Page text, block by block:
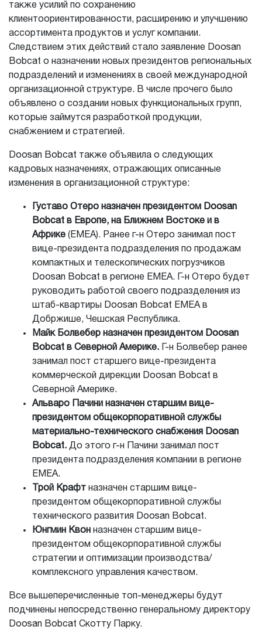
также усилий по сохранению
клиентоориентированности, расширению и улучшению
ассортимента продуктов и услуг компании.
Следствием этих действий стало заявление Doosan
Bobcat о назначении новых президентов региональных
подразделений и изменениях в своей международной
организационной структуре. В числе прочего было
объявлено о создании новых функциональных групп,
которые займутся разработкой продукции,
снабжением и стратегией.
Doosan Bobcat также объявила о следующих
кадровых назначениях, отражающих описанные
изменения в организационной структуре:
Густаво Отеро назначен президентом Doosan
Bobcat в Европе, на Ближнем Востоке и в
Африке (EMEA). Ранее г-н Отеро занимал пост
вице-президента подразделения по продажам
компактных и телескопических погрузчиков
Doosan Bobcat в регионе EMEA. Г-н Отеро будет
руководить работой своего подразделения из
штаб-квартиры Doosan Bobcat EMEA в
Добржише, Чешская Республика.
Майк Болвебер назначен президентом Doosan
Bobcat в Северной Америке. Г-н Болвебер ранее
занимал пост старшего вице-президента
коммерческой дирекции Doosan Bobcat в
Северной Америке.
Альваро Пачини назначен старшим вице-
президентом общекорпоративной службы
материально-технического снабжения Doosan
Bobcat. До этого г-н Пачини занимал пост
президента подразделения компании в регионе
EMEA.
Трой Крафт назначен старшим вице-
президентом общекорпоративной службы
технического развития Doosan Bobcat.
Юнгмин Квон назначен старшим вице-
президентом общекорпоративной службы
стратегии и оптимизации производства/
комплексного управления качеством.
Все вышеперечисленные топ-менеджеры будут
подчинены непосредственно генеральному директору
Doosan Bobcat Скотту Парку.